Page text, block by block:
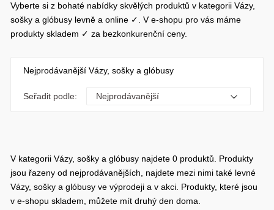
Vyberte si z bohaté nabídky skvělých produktů v kategorii Vázy,
sošky a glóbusy levně a online ✓. V e-shopu pro vás máme
produkty skladem ✓ za bezkonkurenční ceny.
Nejprodávanější Vázy, sošky a glóbusy
Seřadit podle:
V kategorii Vázy, sošky a glóbusy najdete 0 produktů. Produkty
jsou řazeny od nejprodávanějších, najdete mezi nimi také levné
Vázy, sošky a glóbusy ve výprodeji a v akci. Produkty, které jsou
v e-shopu skladem, můžete mít druhý den doma.